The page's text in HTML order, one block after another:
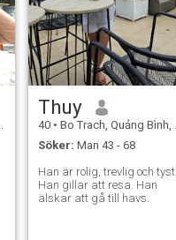
Thuy
40 • Bo Trach, Quảng Bình, Vietnam
Söker: Man 43 - 68
Han är rolig, trevlig och tyst.
Han gillar att resa. Han
älskar att gå till havs.